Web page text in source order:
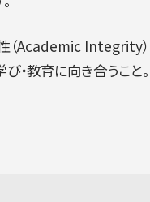
Academic Integrity）
・教育に向き合うこと。